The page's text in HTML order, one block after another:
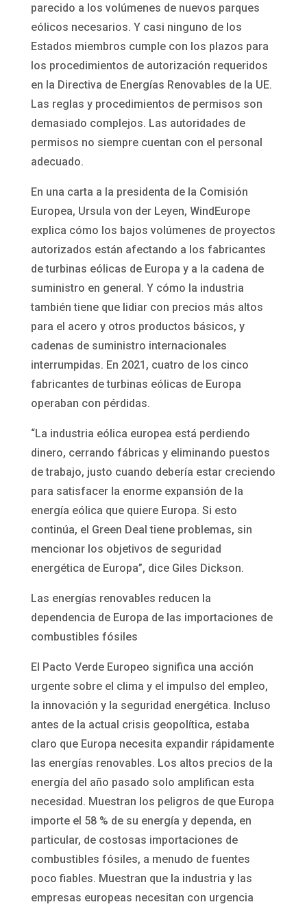
parecido a los volúmenes de nuevos parques
eólicos necesarios. Y casi ninguno de los
Estados miembros cumple con los plazos para
los procedimientos de autorización requeridos
en la Directiva de Energías Renovables de la UE.
Las reglas y procedimientos de permisos son
demasiado complejos. Las autoridades de
permisos no siempre cuentan con el personal
adecuado.
En una carta a la presidenta de la Comisión
Europea, Ursula von der Leyen, WindEurope
explica cómo los bajos volúmenes de proyectos
autorizados están afectando a los fabricantes
de turbinas eólicas de Europa y a la cadena de
suministro en general. Y cómo la industria
también tiene que lidiar con precios más altos
para el acero y otros productos básicos, y
cadenas de suministro internacionales
interrumpidas. En 2021, cuatro de los cinco
fabricantes de turbinas eólicas de Europa
operaban con pérdidas.
“La industria eólica europea está perdiendo
dinero, cerrando fábricas y eliminando puestos
de trabajo, justo cuando debería estar creciendo
para satisfacer la enorme expansión de la
energía eólica que quiere Europa. Si esto
continúa, el Green Deal tiene problemas, sin
mencionar los objetivos de seguridad
energética de Europa”, dice Giles Dickson.
Las energías renovables reducen la
dependencia de Europa de las importaciones de
combustibles fósiles
El Pacto Verde Europeo significa una acción
urgente sobre el clima y el impulso del empleo,
la innovación y la seguridad energética. Incluso
antes de la actual crisis geopolítica, estaba
claro que Europa necesita expandir rápidamente
las energías renovables. Los altos precios de la
energía del año pasado solo amplifican esta
necesidad. Muestran los peligros de que Europa
importe el 58 % de su energía y dependa, en
particular, de costosas importaciones de
combustibles fósiles, a menudo de fuentes
poco fiables. Muestran que la industria y las
empresas europeas necesitan con urgencia